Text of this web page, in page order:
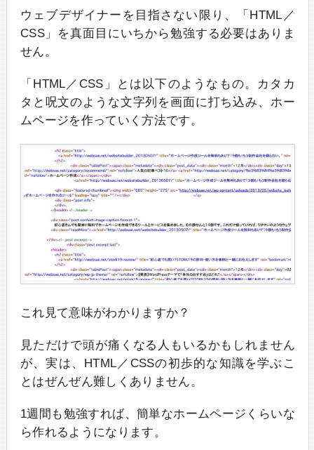
ウェブデザイナーを目指さない限り、「HTML／
CSS」を真面目にいちから勉強する必要はありま
せん。
「HTML／CSS」とは以下のようなもの。カタカ
タと呪文のような文字列を画面に打ち込み、ホー
ムページを作っていく方法です。
これ見て意味がわかりますか？
見ただけで頭が痛くなる人もいるかもしれません
が、実は、HTML／CSSの初歩的な知識を学ぶこ
とはぜんぜん難しくありません。
1週間も勉強すれば、簡単なホームページくらいな
ら作れるようになります。